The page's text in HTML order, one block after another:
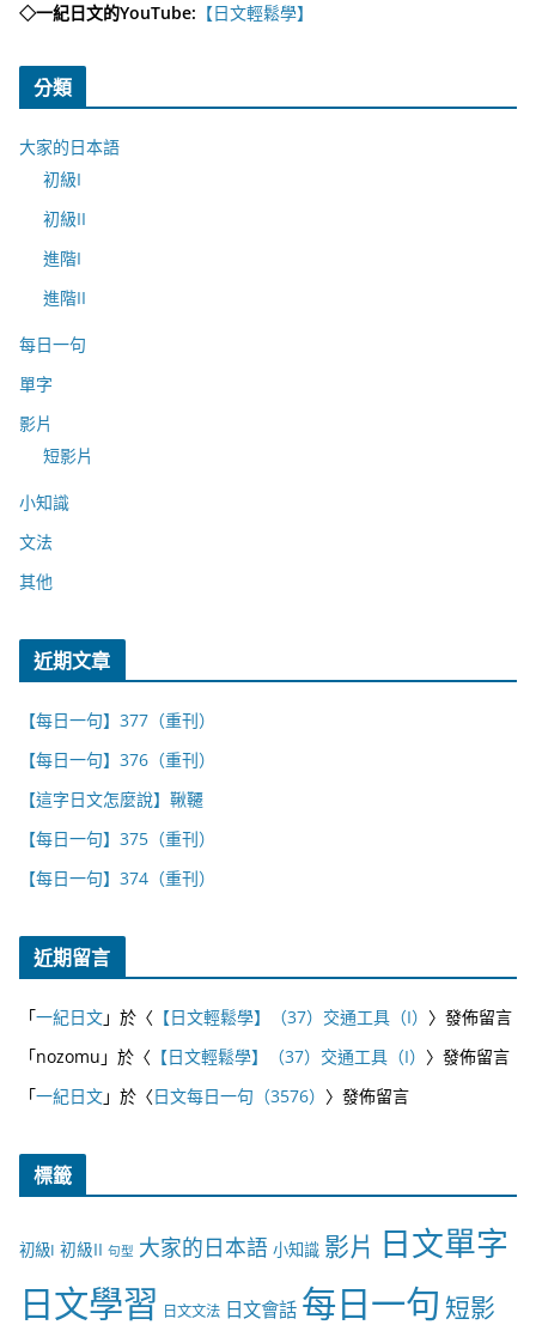
◇一紀日文的YouTube: 【日文輕鬆學】
分類
大家的日本語
初級I
初級II
進階I
進階II
每日一句
單字
影片
短影片
小知識
文法
其他
近期文章
【每日一句】377（重刊）
【每日一句】376（重刊）
【這字日文怎麼說】鞦韆
【每日一句】375（重刊）
【每日一句】374（重刊）
近期留言
「一紀日文」於〈 【日文輕鬆學】（37）交通工具（I） 〉發佈留言
「nozomu 」於〈 【日文輕鬆學】（37）交通工具（I） 〉發佈留言
「一紀日文」於〈日文每日一句（3576） 〉發佈留言
標籤
初級I 初級II 句型 大家的日本語 小知識 影片 日文單字
日文學習 日文文法 日文會話 每日一句 短影